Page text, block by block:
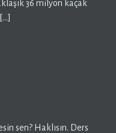
36 milyon kaçak
sen? Haklısın. Ders